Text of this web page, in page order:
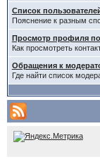
Список
Пояснение к разным
Просмотр профиля
Как просмотреть
Обращения к
Где найти список